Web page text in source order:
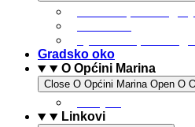
Gradsko oko
O Općini Marina
Close O Općini Marina Open O
Linkovi